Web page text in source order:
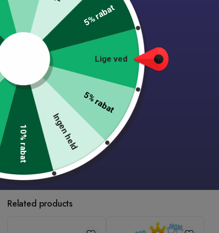
Flourserende
quantity
Tilføj til kurv
Add to wishlist favorited this product
Lynhurtig levering.
1-2 dages levering på alle varer
Danskejet med lager i Roskilde
14 dages fuld returret
Gratis fragt til pakkeshop ved køb over 499 DKK.
Fantastisk kundeservice på live chat og mail
SS00026
Categories: Borddækning Bryllup,Fest
Related products
Lige ved
5% rabat
Ingen held
10% rabat
5% rabat